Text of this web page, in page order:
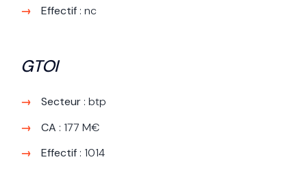
Effectif : nc
GTOI
Secteur : btp
CA : 177 M€
Effectif : 1014